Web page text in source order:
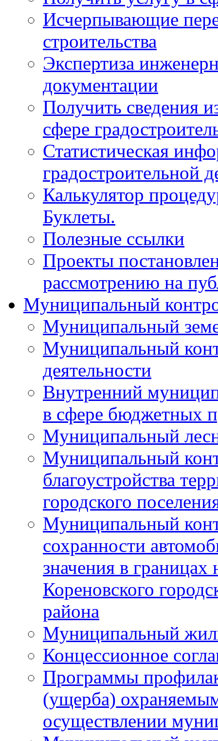
Исчерпывающие
строительства
Экспертиза
документации
Получить сведения
сфере
Статистическая
градостроительной
Калькулятор
Буклеты.
Полезные ссылки
Проекты
рассмотрению на
Муниципальный
Муниципальный
Муниципальный
деятельности
Внутренний
в сфере бюджетных
Муниципальный
Муниципальный
благоустройства
городского
Муниципальный
сохранности
значения в
Кореновского
района
Муниципальный
Концессионное
Программы
(ущерба)
осуществлении